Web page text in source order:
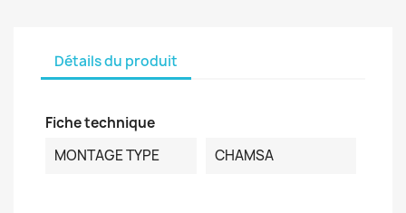
Détails du produit
Fiche technique
MONTAGE TYPE
CHAMSA